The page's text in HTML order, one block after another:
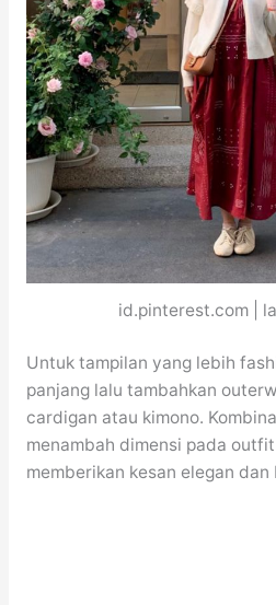
id.pinterest.com |
Untuk tampilan yang lebih
panjang lalu tambahkan
cardigan atau kimono.
menambah dimensi pada
memberikan kesan elegan dan